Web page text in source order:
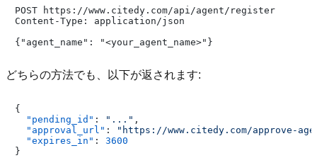
POST https://www.citedy.com/api/agent/register
Content-Type: application/json
どちらの方法でも、以下が返されます:
{
"pending_id" : "..." ,
"approval_url" :
"https://www.citedy.com/approve-
"expires_in" :
3600
}